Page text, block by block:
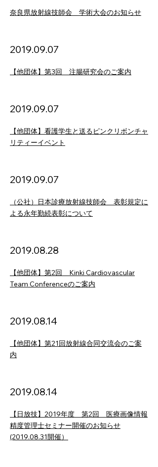
奈良県放射線技師会 学術大会のお知らせ
2019.09.07
【他団体】第3回 注腸研究会のご案内
2019.09.07
【他団体】看護学生と送るピンクリボンチャ
リティーイベント
2019.09.07
（公社）日本診療放射線技師会 表彰規定に
よる永年勤続表彰について
2019.08.28
【他団体】第2回 Kinki Cardiovascular
Team Conferenceのご案内
2019.08.14
【他団体】第21回放射線合同交流会のご案
内
2019.08.14
【日放技】2019年度 第2回 医療画像情報
精度管理士セミナー開催のお知らせ
(2019.08.31開催）